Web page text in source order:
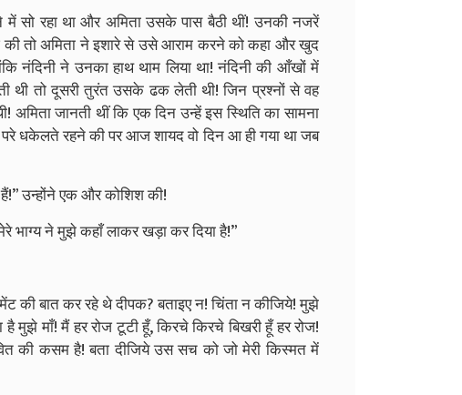
में सो रहा था और अमिता उसके पास बैठी थीं! उनकी नजरें
की तो अमिता ने इशारे से उसे आराम करने को कहा और खुद
नंदिनी ने उनका हाथ थाम लिया था! नंदिनी की आँखों में
थी तो दूसरी तुरंत उसके ढक लेती थी! जिन प्रश्नों से वह
जानती थीं कि एक दिन उन्हें इस स्थिति का सामना
परे धकेलते रहने की पर आज शायद वो दिन आ ही गया था जब
उन्होंने एक और कोशिश की!
भाग्य ने मुझे कहाँ लाकर खड़ा कर दिया है!”
की बात कर रहे थे दीपक? बताइए न! चिंता न कीजिये! मुझे
मुझे माँ! मैं हर रोज टूटी हूँ, किरचे किरचे बिखरी हूँ हर रोज!
की कसम है! बता दीजिये उस सच को जो मेरी किस्मत में